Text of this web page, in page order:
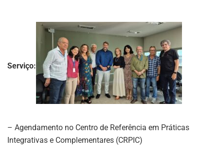
Serviço:
– Agendamento no Centro de Referência em Práticas
Integrativas e Complementares (CRPIC)